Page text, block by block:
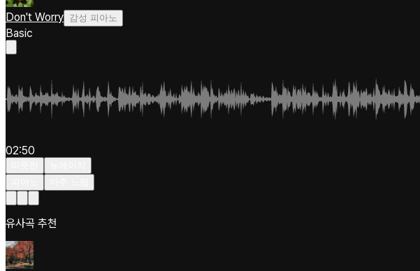
Don't Worry 감성 피아노
Basic
02:50
유사곡 추천